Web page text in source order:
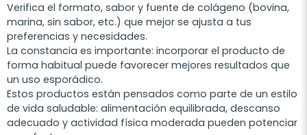
Verifica el formato, sabor y fuente de colágeno (bovina,
marina, sin sabor, etc.) que mejor se ajusta a tus
preferencias y necesidades.
La constancia es importante: incorporar el producto de
forma habitual puede favorecer mejores resultados que
un uso esporádico.
Estos productos están pensados como parte de un estilo
de vida saludable: alimentación equilibrada, descanso
adecuado y actividad física moderada pueden potenciar